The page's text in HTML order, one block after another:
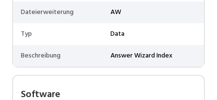
Dateierweiterung
AW
Typ
Data
Beschreibung
Answer Wizard Index
Software